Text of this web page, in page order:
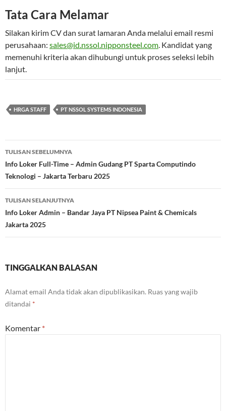
Tata Cara Melamar
Silakan kirim CV dan surat lamaran Anda melalui email resmi
perusahaan: sales@id.nssol.nipponsteel.com. Kandidat yang
memenuhi kriteria akan dihubungi untuk proses seleksi lebih
lanjut.
HRGA STAFF PT NSSOL SYSTEMS INDONESIA
Navigasi
Tulisan
TULISAN SEBELUMNYA
Info Loker Full-Time – Admin Gudang PT Sparta Computindo
Teknologi – Jakarta Terbaru 2025
TULISAN SELANJUTNYA
Info Loker Admin – Bandar Jaya PT Nipsea Paint & Chemicals
Jakarta 2025
TINGGALKAN BALASAN
Alamat email Anda tidak akan dipublikasikan. Ruas yang wajib
ditandai *
Komentar *